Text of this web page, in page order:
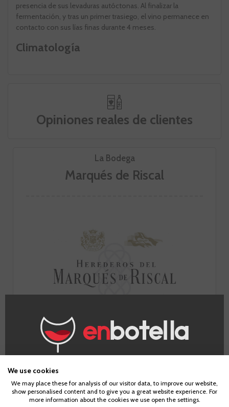
La Bodega
Marqués de Riscal
presencia de sus levaduras autóctonas. Al finalizar la
fermentación, y tras un primer trasiego, el vino permanece en
contacto con sus lías finas durante 4 meses.
Climatología
Opiniones reales de clientes
¿Eres mayor de edad?
Para acceder a enbotella, debes tener la edad legal de
tu país de residencia, lo cual es suficiente para
We use cookies
We may place these for analysis of our visitor data, to improve our website,
show personalised content and to give you a great website experience. For
more information about the cookies we use open the settings.